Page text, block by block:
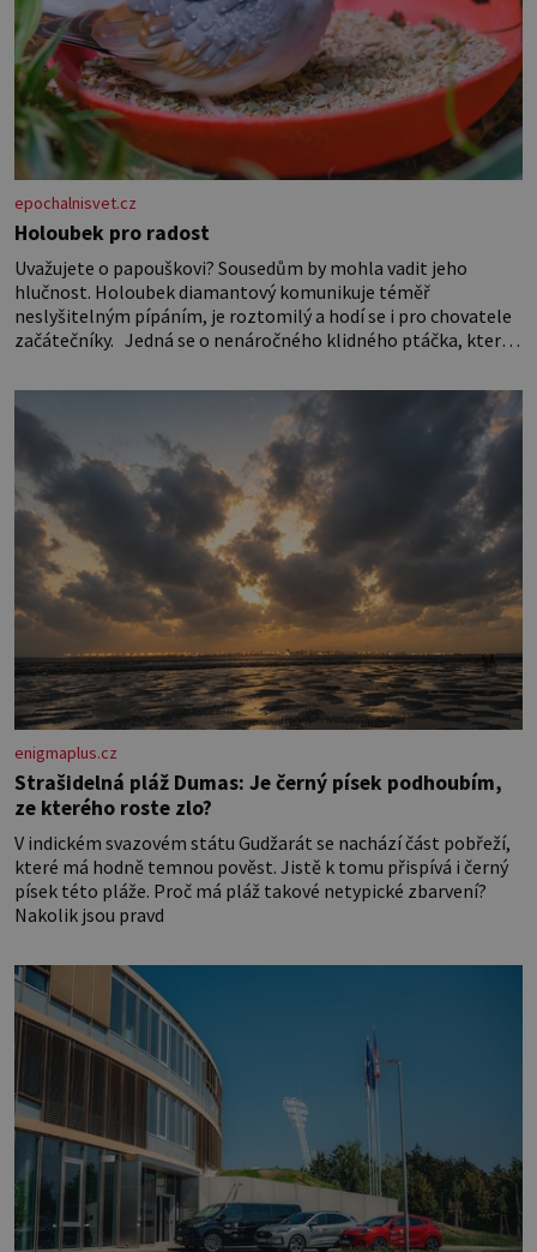
epochalnisvet.cz
Holoubek pro radost
Uvažujete o papouškovi? Sousedům by mohla vadit jeho
hlučnost. Holoubek diamantový komunikuje téměř
neslyšitelným pípáním, je roztomilý a hodí se i pro chovatele
začátečníky. Jedná se o nenáročného klidného ptáčka, který
zbytky semínek Jeho domovinou je prakticky celá Austrálie s
výjimkou pobřežní oblasti.
enigmaplus.cz
Strašidelná pláž Dumas: Je černý písek podhoubím,
ze kterého roste zlo?
V indickém svazovém státu Gudžarát se nachází část pobřeží,
které má hodně temnou pověst. Jistě k tomu přispívá i černý
písek této pláže. Proč má pláž takové netypické zbarvení?
Nakolik jsou pravd